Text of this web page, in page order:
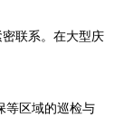
联系。在大型庆
等区域的巡检与